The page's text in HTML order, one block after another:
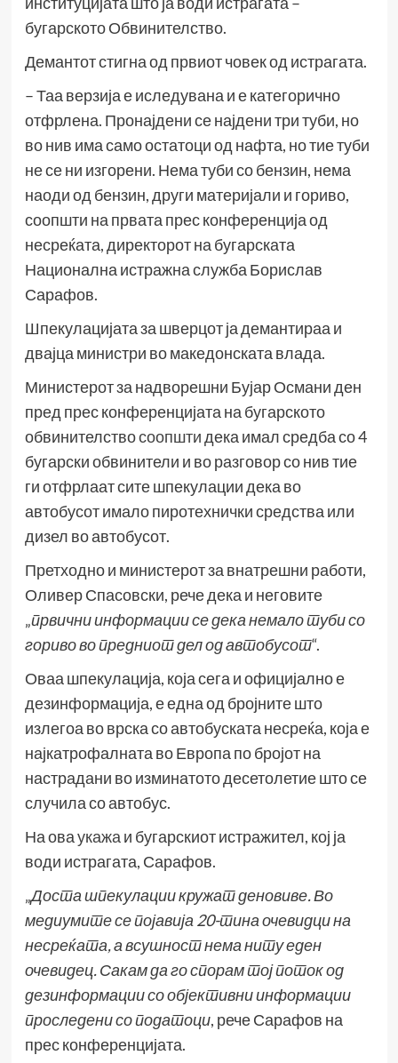
бугарското Обвинителство.
Демантот стигна од првиот човек од истрагата.
– Таа верзија е иследувана и е категорично
отфрлена. Пронајдени се најдени три туби, но
во нив има само остатоци од нафта, но тие туби
не се ни изгорени. Нема туби со бензин, нема
наоди од бензин, други материјали и гориво,
соопшти на првата прес конференција од
несреќата, директорот на бугарската
Национална истражна служба Борислав
Сарафов.
Шпекулацијата за шверцот ја демантираа и
двајца министри во македонската влада.
Министерот за надворешни Бујар Османи ден
пред прес конференцијата на бугарското
обвинителствосоопштидека имал средба со 4
бугарски обвинители и во разговор со нив тие
ги отфрлаат сите шпекулации дека во
автобусот имало пиротехнички средства или
дизел во автобусот.
Претходно и министерот за внатрешни работи,
Оливер Спасовски, рече дека и неговите
„првични информации се деканемало туби со
гориво во предниот дел од автобусот“.
Оваа шпекулација, која сега и официјално е
дезинформација, е една од бројните што
излегоа во врска со автобуската несреќа, која е
најкатрофалната во Европа по бројот на
настрадани во изминатото десетолетие што се
случила со автобус.
На оваукажа и бугарскиот истражител, кој ја
води истрагата, Сарафов.
„Доста шпекулации кружат деновиве. Во
медиумите се појавија 20-тина очевидци на
несреќата, а всушност нема ниту еден
очевидец. Сакам да го спорам тој поток од
дезинформации со објективни информации
проследени со податоци, рече Сарафов на
прес конференцијата.